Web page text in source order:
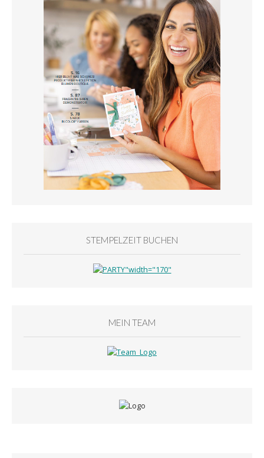
STEMPELZEIT BUCHEN
MEIN TEAM